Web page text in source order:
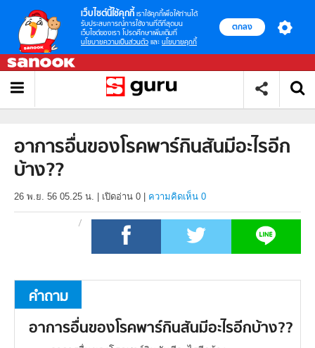
เว็บไซต์นี้ใช้คุกกี้ เราใช้คุกกี้เพื่อให้ท่านได้
รับประสบการณ์การใช้งานที่ดีที่สุดบน
เว็บไซต์ของเรา โปรดศึกษาเพิ่มเติมที่
นโยบายความเป็นส่วนตัว และ นโยบายคุกกี้
ตกลง
อาการอื่นของโรคพาร์กินสันมีอะไรอีก
บ้าง??
26 พ.ย. 56 05.25 น. เปิดอ่าน 0 ความคิดเห็น 0
คำถาม
อาการอื่นของโรคพาร์กินสันมีอะไรอีกบ้าง??